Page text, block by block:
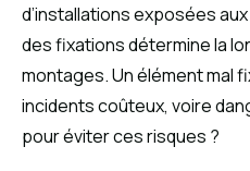
d’installations exposées
des fixations détermine la
montages. Un élément mal
incidents coûteux, voire
pour éviter ces risques ?